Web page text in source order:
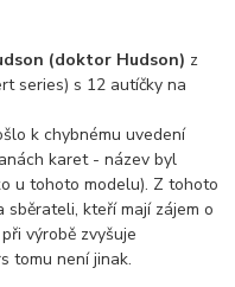
(doktor Hudson) z
series) s 12 autíčky na
k chybnému uvedení
karet - název byl
u tohoto modelu). Z tohoto
kteří mají zájem o
výrobě zvyšuje
tomu není jinak.